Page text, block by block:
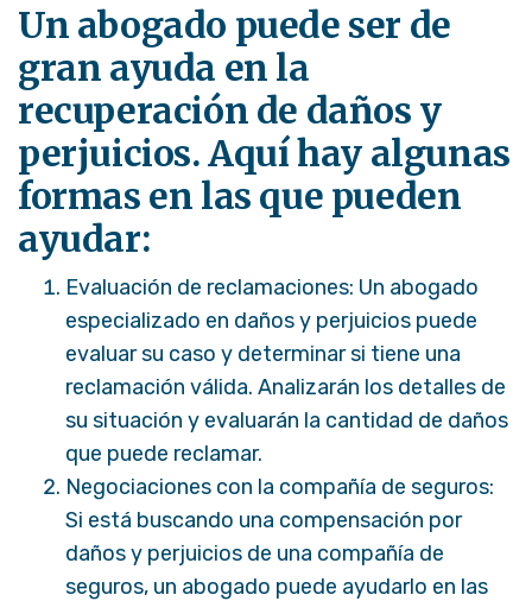
Un abogado puede ser de
gran ayuda en la
recuperación de daños y
perjuicios. Aquí hay algunas
formas en las que pueden
ayudar:
Evaluación de reclamaciones: Un abogado
especializado en daños y perjuicios puede
evaluar su caso y determinar si tiene una
reclamación válida. Analizarán los detalles de
su situación y evaluarán la cantidad de daños
que puede reclamar.
Negociaciones con la compañía de seguros:
Si está buscando una compensación por
daños y perjuicios de una compañía de
seguros, un abogado puede ayudarlo en las